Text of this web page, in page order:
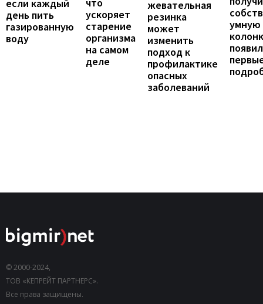
если каждый
день пить
газированную
воду
ускоряет
старение
организма
на самом
деле
жевательная
резинка
может
изменить
подход к
профилактике
опасных
заболеваний
умную
© 2000-2024,
ТОВ «КЕПРЕЙТ ПАРТНЕРС».
Все права защищены.